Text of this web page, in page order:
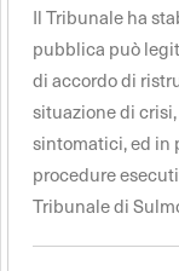
Il Tribunale ha
pubblica può
di accordo di
situazione di
sintomatici, ed in
procedure
Tribunale di